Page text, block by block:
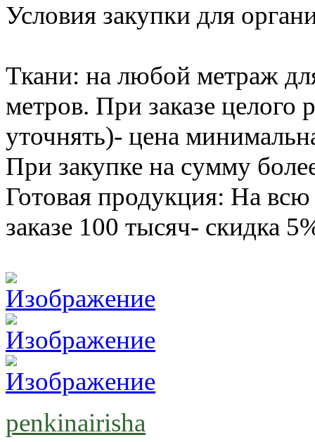
Условия закупки для
Ткани: на любой метраж
метров. При заказе
уточнять)- цена
При закупке на сумму
Готовая продукция: На
заказе 100 тысяч- скидка
penkinairisha